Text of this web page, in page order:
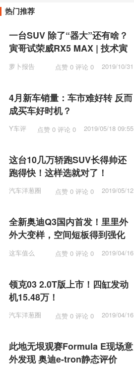
热门推荐
一台SUV 除了“器大”还有啥？
寅哥试荣威RX5 MAX | 技术寅
萝卜报告 点赞 0 评论 0
2019/10/31
4月新车销量：车市难好转 反而
成买车好时机？
Y车评 点赞 0 评论 0 2019/05/18 09:55
这台10几万轿跑SUV长得帅还
跑得快！这样选就对了！
汽车洋葱圈 点赞 0 评论 0
2019/05/12
全新奥迪Q3国内首发！里里外
外大变样，空间短板得到强化
这车值么 点赞 0 评论 0
2019/04/16
领克03 2.0T版上市！四缸发动
机15.48万！
汽车洋葱圈 点赞 0 评论 0
2019/04/16
此地无垠观赛Formula E现场意
外发现 奥迪e-tron静态评价